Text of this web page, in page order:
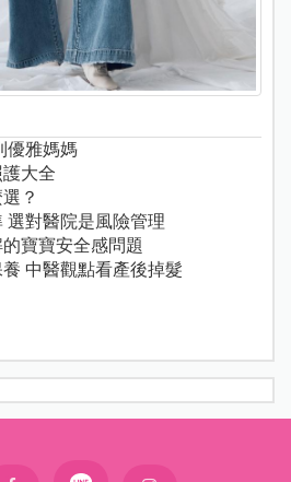
優雅媽媽
大全
？
選對醫院是風險管理
寶寶安全感問題
中醫觀點看產後掉髮